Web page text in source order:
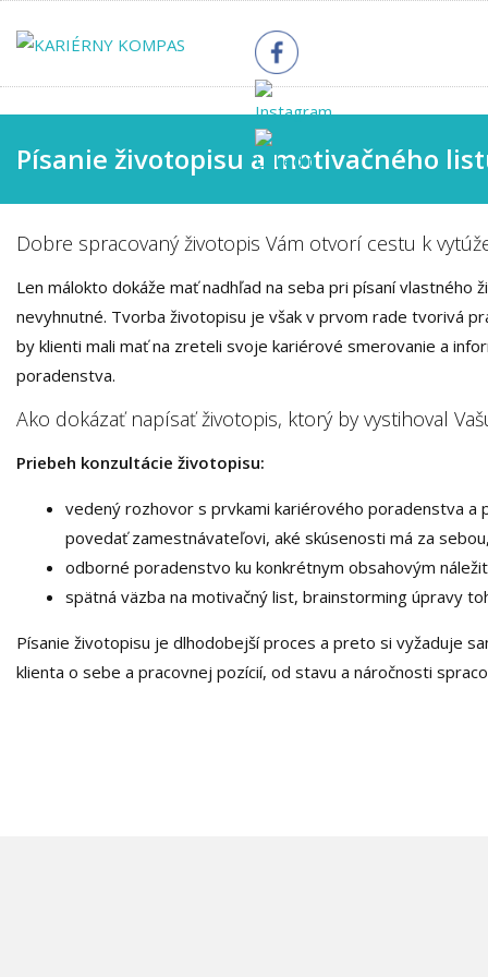
Písanie životopisu a motivačného
Dobre spracovaný životopis Vám otvorí cestu k
Len málokto dokáže mať nadhľad na seba pri písaní vlastného
nevyhnutné. Tvorba životopisu je však v prvom rade tvorivá
by klienti mali mať na zreteli svoje kariérové smerovanie a
poradenstva.
Ako dokázať napísať životopis, ktorý by vystihoval
Priebeh konzultácie životopisu:
vedený rozhovor s prvkami kariérového poradenstva a
povedať zamestnávateľovi, aké skúsenosti má za
odborné poradenstvo ku konkrétnym obsahovým
spätná väzba na motivačný list, brainstorming úpravy
Písanie životopisu je dlhodobejší proces a preto si vyžaduje
klienta o sebe a pracovnej pozícií, od stavu a náročnosti